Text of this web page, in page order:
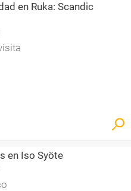
en Ruka: Scandic
en Iso Syöte